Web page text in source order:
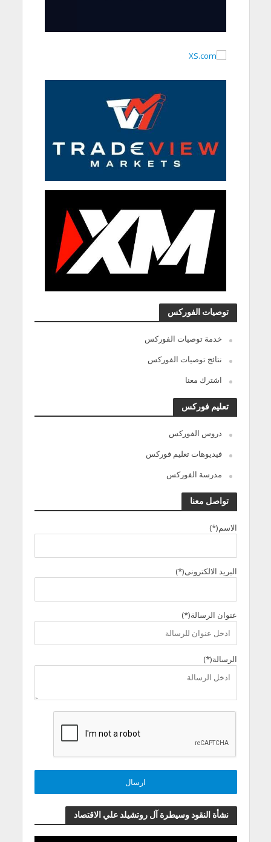
توصيات الفوركس
خدمة توصيات الفوركس
نتائج توصيات الفوركس
اشترك معنا
تعليم فوركس
دروس الفوركس
فيديوهات تعليم فوركس
مدرسة الفوركس
تواصل معنا
الاسم(*)
البريد الالكترونى(*)
عنوان الرسالة(*)
الرسالة(*)
نشأة النقود وسيطرة آل روتشيلد علي الاقتصاد